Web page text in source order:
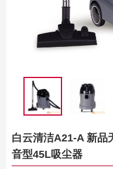
白云清洁A21-A 新品
音型45L吸尘器